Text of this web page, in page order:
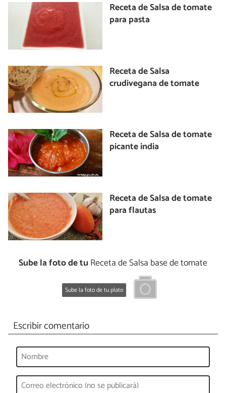
Receta de Salsa de tomate
para pasta
Receta de Salsa
crudivegana de tomate
Receta de Salsa de tomate
picante india
Receta de Salsa de tomate
para flautas
Sube la foto de tu Receta de Salsa base de tomate
Sube la foto de tu plato
Escribir comentario